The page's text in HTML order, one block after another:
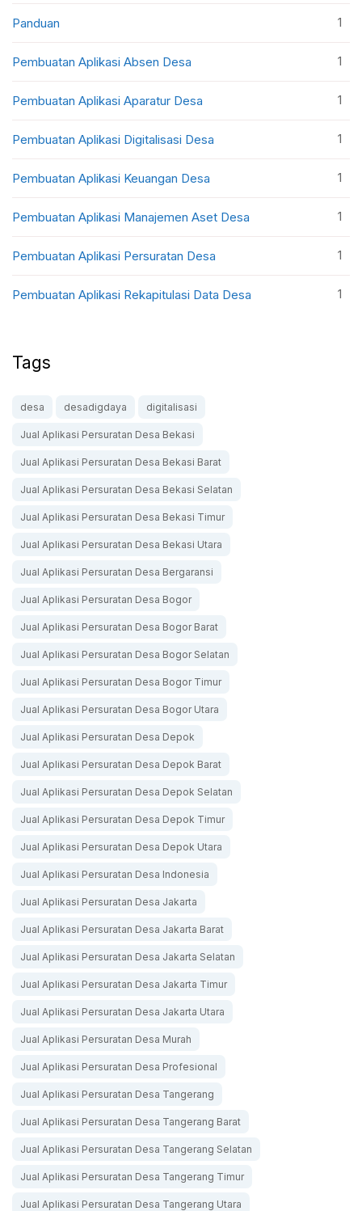
Panduan 1
Pembuatan Aplikasi Absen Desa 1
Pembuatan Aplikasi Aparatur Desa 1
Pembuatan Aplikasi Digitalisasi Desa 1
Pembuatan Aplikasi Keuangan Desa 1
Pembuatan Aplikasi Manajemen Aset Desa 1
Pembuatan Aplikasi Persuratan Desa 1
Pembuatan Aplikasi Rekapitulasi Data Desa 1
Tags
desa desadigdaya digitalisasi
Jual Aplikasi Persuratan Desa Bekasi
Jual Aplikasi Persuratan Desa Bekasi Barat
Jual Aplikasi Persuratan Desa Bekasi Selatan
Jual Aplikasi Persuratan Desa Bekasi Timur
Jual Aplikasi Persuratan Desa Bekasi Utara
Jual Aplikasi Persuratan Desa Bergaransi
Jual Aplikasi Persuratan Desa Bogor
Jual Aplikasi Persuratan Desa Bogor Barat
Jual Aplikasi Persuratan Desa Bogor Selatan
Jual Aplikasi Persuratan Desa Bogor Timur
Jual Aplikasi Persuratan Desa Bogor Utara
Jual Aplikasi Persuratan Desa Depok
Jual Aplikasi Persuratan Desa Depok Barat
Jual Aplikasi Persuratan Desa Depok Selatan
Jual Aplikasi Persuratan Desa Depok Timur
Jual Aplikasi Persuratan Desa Depok Utara
Jual Aplikasi Persuratan Desa Indonesia
Jual Aplikasi Persuratan Desa Jakarta
Jual Aplikasi Persuratan Desa Jakarta Barat
Jual Aplikasi Persuratan Desa Jakarta Selatan
Jual Aplikasi Persuratan Desa Jakarta Timur
Jual Aplikasi Persuratan Desa Jakarta Utara
Jual Aplikasi Persuratan Desa Murah
Jual Aplikasi Persuratan Desa Profesional
Jual Aplikasi Persuratan Desa Tangerang
Jual Aplikasi Persuratan Desa Tangerang Barat
Jual Aplikasi Persuratan Desa Tangerang Selatan
Jual Aplikasi Persuratan Desa Tangerang Timur
Jual Aplikasi Persuratan Desa Tangerang Utara